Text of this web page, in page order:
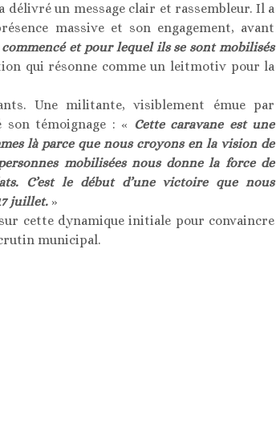
délivré un message clair et rassembleur. Il a
massive et son engagement, avant
et pour lequel ils se sont mobilisés
qui résonne comme un leitmotiv pour la
Une militante, visiblement émue par
son témoignage : « Cette caravane est une
là parce que nous croyons en la vision de
mobilisées nous donne la force de
C’est le début d’une victoire que nous
juillet. »
cette dynamique initiale pour convaincre
municipal.